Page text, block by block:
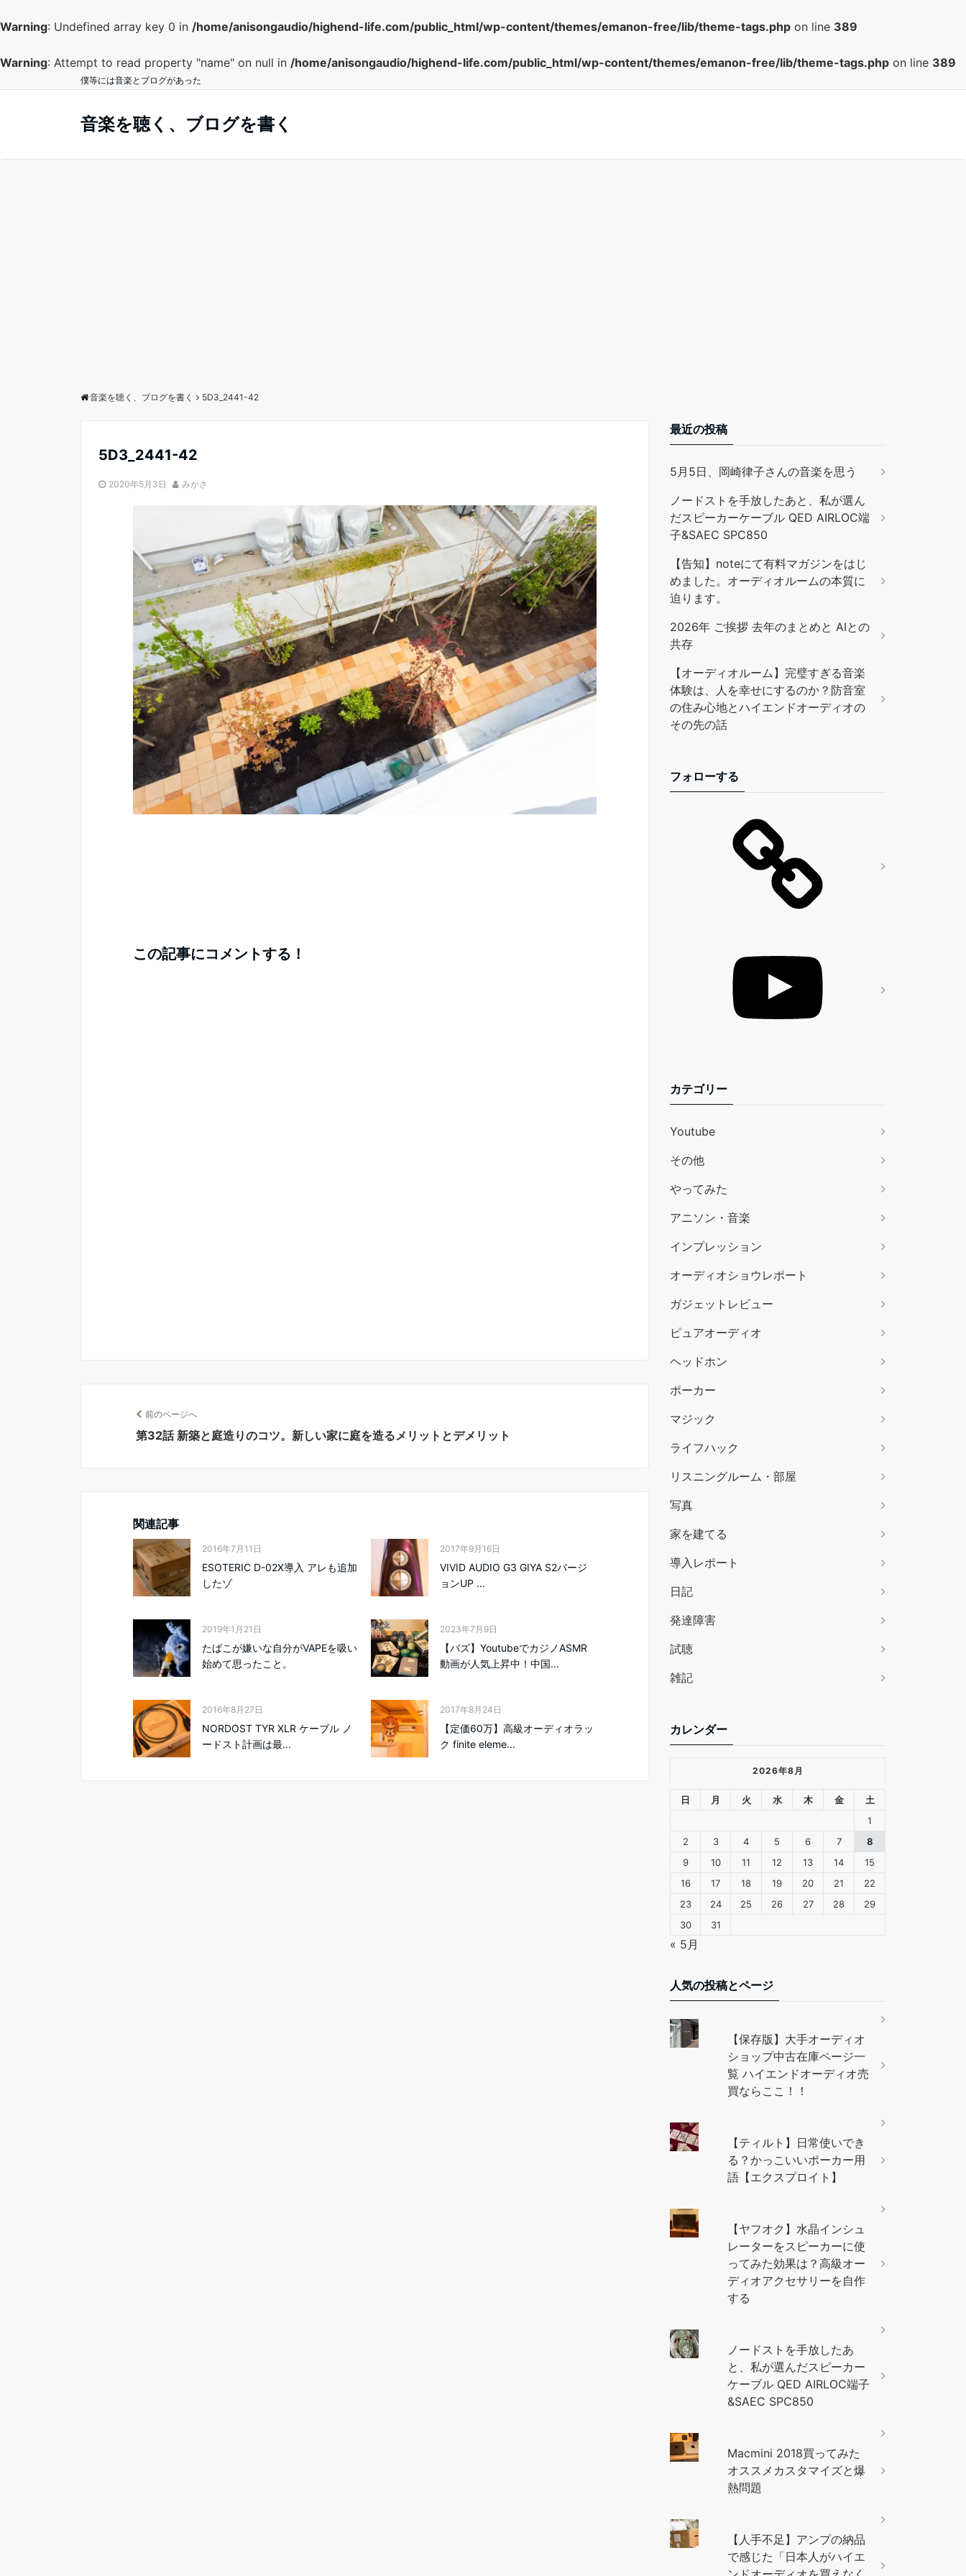
Warning: Undefined array key 0 in /home/anisongaudio/highend-life.com/public_html/wp-content/themes/emanon-free/lib/theme-tags.php on line 389
Warning: Attempt to read property "name" on null in /home/anisongaudio/highend-life.com/public_html/wp-content/themes/emanon-free/lib/theme-tags.php on line 389
僕等には音楽とブログがあった
音楽を聴く、ブログを書く
音楽を聴く、ブログを書く 5D3_2441-42
5D3_2441-42
2020年5月3日 みかさ
この記事にコメントする！
前のページへ
第32話 新築と庭造りのコツ。新しい家に庭を造るメリットとデメリット
関連記事
2016年7月11日
ESOTERIC D-02X導入 アレも追加
したゾ
2017年9月16日
VIVID AUDIO G3 GIYA S2バージ
ョンUP ...
2019年1月21日
たばこが嫌いな自分がVAPEを吸い
始めて思ったこと。
2023年7月9日
【バズ】YoutubeでカジノASMR
動画が人気上昇中！中国...
2016年8月27日
NORDOST TYR XLR ケーブル ノ
ードスト計画は最...
2017年8月24日
【定価60万】高級オーディオラッ
ク finite eleme...
最近の投稿
5月5日、岡崎律子さんの音楽を思う
ノードストを手放したあと、私が選ん
だスピーカーケーブル QED AIRLOC端
子&SAEC SPC850
【告知】noteにて有料マガジンをはじ
めました。オーディオルームの本質に
迫ります。
2026年 ご挨拶 去年のまとめと AIとの
共存
【オーディオルーム】完璧すぎる音楽
体験は、人を幸せにするのか？防音室
の住み心地とハイエンドオーディオの
その先の話
フォローする
カテゴリー
Youtube
その他
やってみた
アニソン・音楽
インプレッション
オーディオショウレポート
ガジェットレビュー
ピュアオーディオ
ヘッドホン
ポーカー
マジック
ライフハック
リスニングルーム・部屋
写真
家を建てる
導入レポート
日記
発達障害
試聴
雑記
カレンダー
2026年8月
日 月 火 水 木 金
土
1
2
3 4 5 6 7
8
9
10 11 12 13 14
15
16
17 18 19 20 21
22
23
24 25 26 27 28
29
30
31
« 5月
人気の投稿とページ
【保存版】大手オーディオ
ショップ中古在庫ページ一
覧 ハイエンドオーディオ売
買ならここ！！
【ティルト】日常使いでき
る？かっこいいポーカー用
語【エクスプロイト】
【ヤフオク】水晶インシュ
レーターをスピーカーに使
ってみた効果は？高級オー
ディオアクセサリーを自作
する
ノードストを手放したあ
と、私が選んだスピーカー
ケーブル QED AIRLOC端子
&SAEC SPC850
Macmini 2018買ってみた
オススメカスタマイズと爆
熱問題
【人手不足】アンプの納品
で感じた「日本人がハイエ